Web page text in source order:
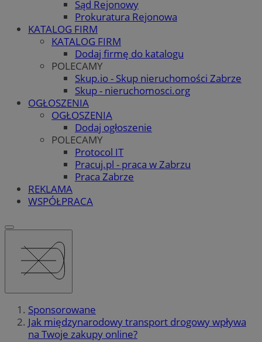
Sąd Rejonowy
Prokuratura Rejonowa
KATALOG FIRM
KATALOG FIRM
Dodaj firmę do katalogu
POLECAMY
Skup.io - Skup nieruchomości Zabrze
Skup - nieruchomosci.org
OGŁOSZENIA
OGŁOSZENIA
Dodaj ogłoszenie
POLECAMY
Protocol IT
Pracuj.pl - praca w Zabrzu
Praca Zabrze
REKLAMA
WSPÓŁPRACA
Sponsorowane
Jak międzynarodowy transport drogowy wpływa
na Twoje zakupy online?